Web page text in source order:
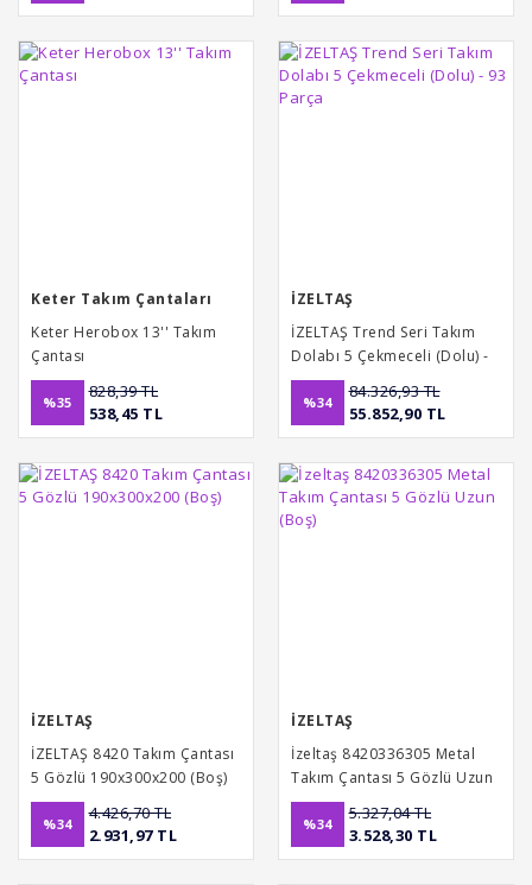
Keter Takım Çantaları
Keter Herobox 13'' Takım
Çantası
%35
828,39 TL
538,45 TL
İZELTAŞ
İZELTAŞ Trend Seri Takım
Dolabı 5 Çekmeceli (Dolu) -
93 Parça
%34
84.326,93 TL
55.852,90 TL
İZELTAŞ
İZELTAŞ 8420 Takım Çantası
5 Gözlü 190x300x200 (Boş)
%34
4.426,70 TL
2.931,97 TL
İZELTAŞ
İzeltaş 8420336305 Metal
Takım Çantası 5 Gözlü Uzun
(Boş)
%34
5.327,04 TL
3.528,30 TL